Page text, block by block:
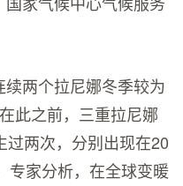
两个拉尼娜冬季较为
此之前，三重拉尼娜
两次，分别出现在20
专家分析，在全球变暖